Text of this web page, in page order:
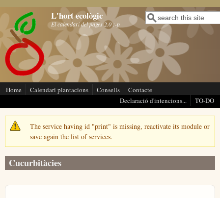
Vés al contingut L'hort ecològic
El calendari del pages 2.0 :-p Formulari de cerca
Cerca
Home Calendari plantacions Consells
Contacte
Declaració d'intencions...
TO-DO
Missatge d'avís
The service having id "print" is missing, reactivate its module or
save again the list of services.
Cucurbitàcies